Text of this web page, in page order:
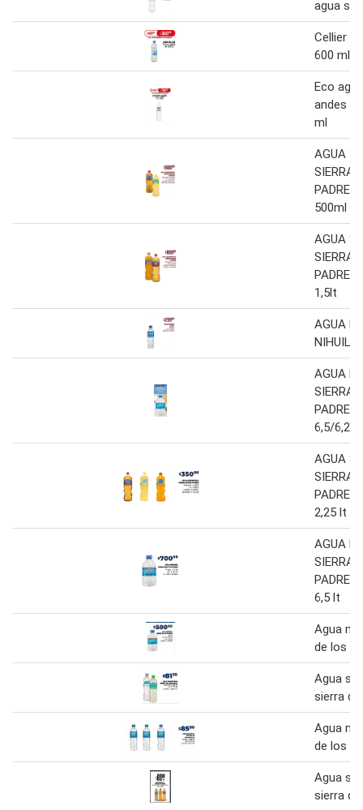
agua sin
Cellier
600 ml
Eco
andes
ml
AGUA
SIERRA
500ml
AGUA
SIERRA
1,5lt
AGUA
NIHUIL
AGUA
SIERRA
6,5/6,25lt
AGUA
SIERRA
2,25 lt
AGUA
SIERRA
PADRES
6,5 lt
Agua
de los
Agua
sierra
Agua
de los
Agua
sierra